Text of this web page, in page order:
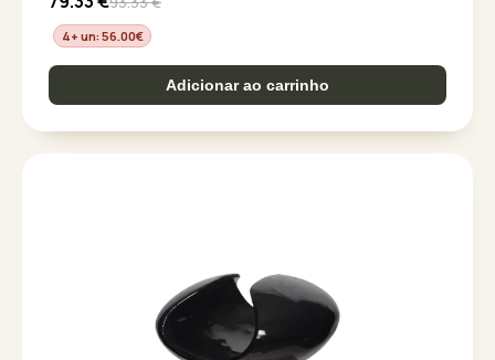
4+ un: 56.00€
Adicionar ao carrinho